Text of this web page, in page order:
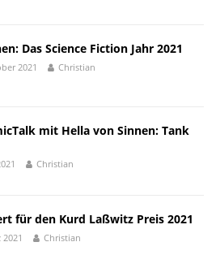
Das Science Fiction Jahr 2021
2021 Christian
mit Hella von Sinnen: Tank
Christian
für den Kurd Laßwitz Preis 2021
Christian